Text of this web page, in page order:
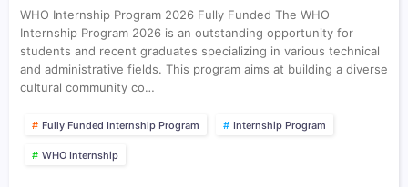
WHO Internship Program 2026 Fully Funded The WHO
Internship Program 2026 is an outstanding opportunity for
students and recent graduates specializing in various technical
and administrative fields. This program aims at building a diverse
cultural community co…
Fully Funded Internship Program Internship Program
WHO Internship